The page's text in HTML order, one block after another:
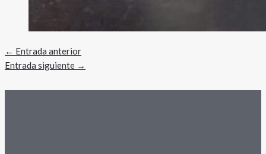
← Entrada anterior
Entrada siguiente →